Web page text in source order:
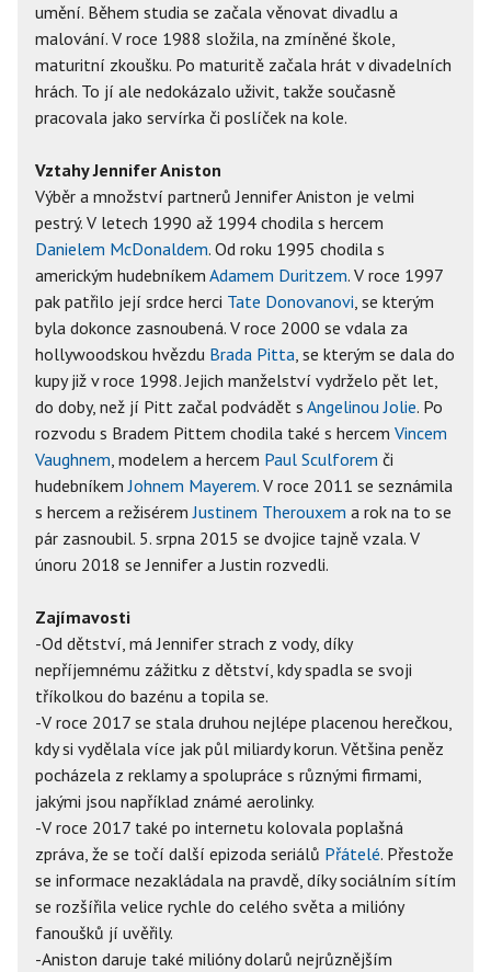
umění. Během studia se začala věnovat divadlu a
malování. V roce 1988 složila, na zmíněné škole,
maturitní zkoušku. Po maturitě začala hrát v divadelních
hrách. To jí ale nedokázalo uživit, takže současně
pracovala jako servírka či poslíček na kole.
Vztahy Jennifer Aniston
Výběr a množství partnerů Jennifer Aniston je velmi
pestrý. V letech 1990 až 1994 chodila s hercem
Danielem McDonaldem. Od roku 1995 chodila s
americkým hudebníkem Adamem Duritzem. V roce 1997
pak patřilo její srdce herci Tate Donovanovi, se kterým
byla dokonce zasnoubená. V roce 2000 se vdala za
hollywoodskou hvězdu Brada Pitta, se kterým se dala do
kupy již v roce 1998. Jejich manželství vydrželo pět let,
do doby, než jí Pitt začal podvádět s Angelinou Jolie. Po
rozvodu s Bradem Pittem chodila také s hercem Vincem
Vaughnem, modelem a hercem Paul Sculforem či
hudebníkemJohnem Mayerem. V roce 2011 se seznámila
s hercem a režiséremJustinem Therouxem a rok na to se
pár zasnoubil. 5. srpna 2015 se dvojice tajně vzala. V
únoru 2018 se Jennifer a Justin rozvedli.
Zajímavosti
-Od dětství, má Jennifer strach z vody, díky
nepříjemnému zážitku z dětství, kdy spadla se svoji
tříkolkou do bazénu a topila se.
-V roce 2017 se stala druhou nejlépe placenou herečkou,
kdy si vydělala více jak půl miliardy korun. Většina peněz
pocházela z reklamy a spolupráce s různými firmami,
jakými jsou například známé aerolinky.
-V roce 2017 také po internetu kolovala poplašná
zpráva, že se točí další epizoda seriálů Přátelé. Přestože
se informace nezakládala na pravdě, díky sociálním sítím
se rozšířila velice rychle do celého světa a milióny
fanoušků jí uvěřily.
-Aniston daruje také milióny dolarů nejrůznějším